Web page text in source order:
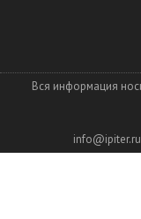
Вся информация
info@ipiter.ru